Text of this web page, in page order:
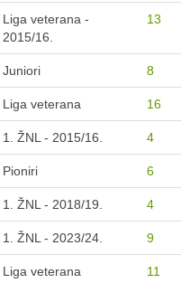
Liga veterana -
2015/16.
13
Juniori 8
Liga veterana 16
1. ŽNL - 2015/16. 4
Pioniri 6
1. ŽNL - 2018/19. 4
1. ŽNL - 2023/24. 9
Liga veterana 11